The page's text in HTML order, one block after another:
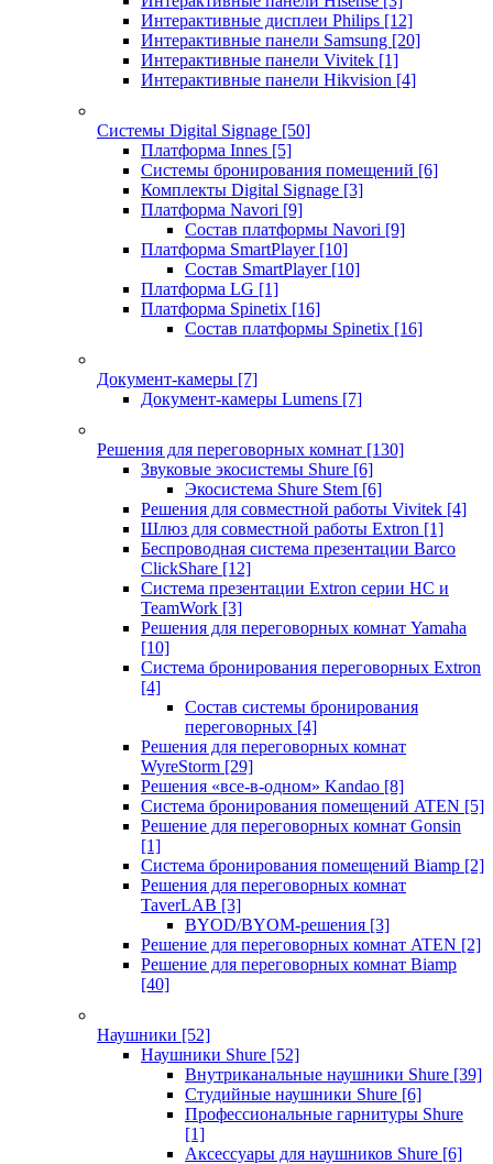
Интерактивные дисплеи Philips [12]
Интерактивные панели Samsung [20]
Интерактивные панели Vivitek [1]
Интерактивные панели Hikvision [4]
Системы Digital Signage [50]
Платформа Innes [5]
Системы бронирования помещений [6]
Комплекты Digital Signage [3]
Платформа Navori [9]
Состав платформы Navori [9]
Платформа SmartPlayer [10]
Состав SmartPlayer [10]
Платформа LG [1]
Платформа Spinetix [16]
Состав платформы Spinetix [16]
Документ-камеры [7]
Документ-камеры Lumens [7]
Решения для переговорных комнат [130]
Звуковые экосистемы Shure [6]
Экосистема Shure Stem [6]
Решения для совместной работы Vivitek [4]
Шлюз для совместной работы Extron [1]
Беспроводная система презентации Barco
ClickShare [12]
Система презентации Extron серии HC и
TeamWork [3]
Решения для переговорных комнат Yamaha
[10]
Система бронирования переговорных Extron
[4]
Состав системы бронирования
переговорных [4]
Решения для переговорных комнат
WyreStorm [29]
Решения «все-в-одном» Kandao [8]
Система бронирования помещений ATEN [5]
Решение для переговорных комнат Gonsin
[1]
Система бронирования помещений Biamp [2]
Решения для переговорных комнат
TaverLAB [3]
BYOD/BYOM-решения [3]
Решение для переговорных комнат ATEN [2]
Решение для переговорных комнат Biamp
[40]
Наушники [52]
Наушники Shure [52]
Внутриканальные наушники Shure [39]
Студийные наушники Shure [6]
Профессиональные гарнитуры Shure
[1]
Аксессуары для наушников Shure [6]